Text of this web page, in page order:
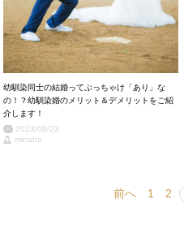
幼馴染同士の結婚ってぶっちゃけ「あり」な
の！？幼馴染婚のメリット＆デメリットをご紹
介します！
2023/08/23
minaho
前へ 1 2